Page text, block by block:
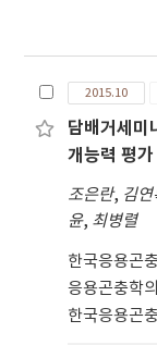
려움이 있
시도하였다
비닐하우
배거세미나
200마리)
리), 무처리
실험구 당
한 다음날,
수 각 20마
2015.10
담배거세미
개능력 평가
조은란, 김연
윤, 최병렬
한국응용곤
응용곤충학
한국응용곤